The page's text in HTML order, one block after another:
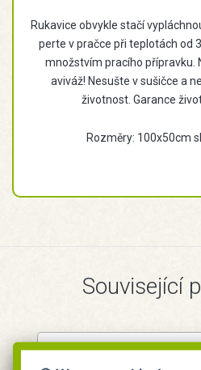
Rukavice obvykle stačí
perte v pračce při teplotách od
množstvím pracího přípravku.
aviváž! Nesušte v sušičce a
životnost. Garance
Rozměry: 100x50cm
Související